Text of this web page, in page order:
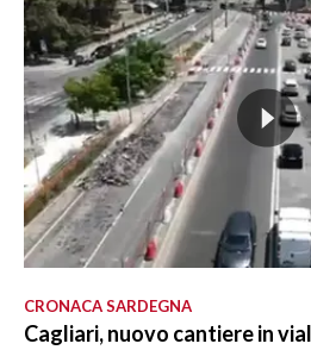
CRONACA SARDEGNA
Cagliari, nuovo cantiere in